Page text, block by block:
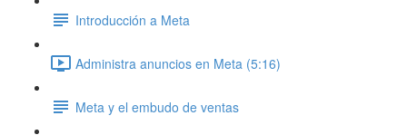
Introducción a Meta
Administra anuncios en Meta (5:16)
Meta y el embudo de ventas